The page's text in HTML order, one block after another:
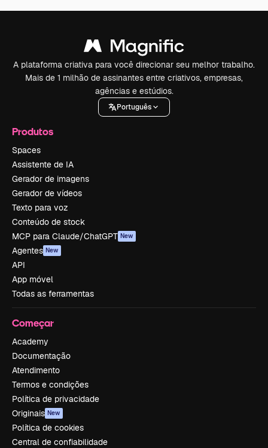
A plataforma criativa para você direcionar seu melhor trabalho.
Mais de 1 milhão de assinantes entre criativos, empresas,
agências e estúdios.
Português
Produtos
Spaces
Assistente de IA
Gerador de imagens
Gerador de vídeos
Texto para voz
Conteúdo de stock
MCP para Claude/ChatGPT New
Agentes New
API
App móvel
Todas as ferramentas
Começar
Academy
Documentação
Atendimento
Termos e condições
Política de privacidade
Originais New
Política de cookies
Central de confiabilidade